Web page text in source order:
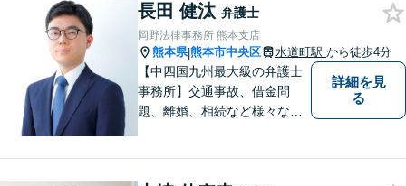
い！
長田 健汰 弁護士
岡野法律事務所 熊本支店
熊本県|熊本市中央区 水道町駅 から徒歩4分
【中四国九州最大級の弁護士
事務所】交通事故、借金問
題、離婚、相続など様々な問
詳細を見
る